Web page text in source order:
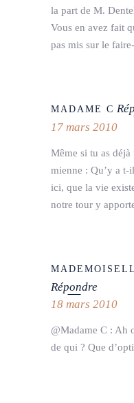
la part de M.
Vous en avez fait
pas mis sur le
MADAME C
17 mars 2010
Même si tu as
mienne : Qu’y a t-
ici, que la vie
notre tour y
Répondre
18 mars 2010
@Madame C : Ah
de qui ? Que